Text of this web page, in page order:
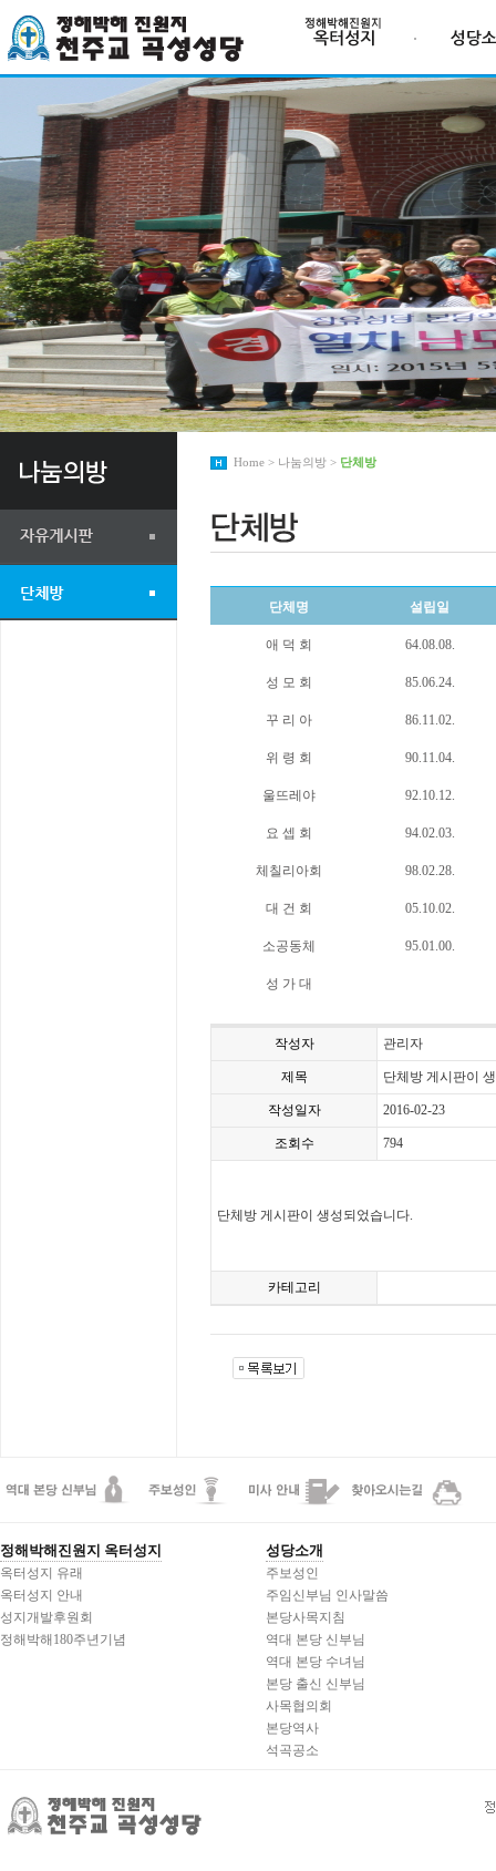
Home > 나눔의방 > 단체방
단체명 설립일
애 덕 회 64.08.08.
성 모 회 85.06.24.
꾸 리 아 86.11.02.
위 령 회 90.11.04.
울뜨레야 92.10.12.
요 셉 회 94.02.03.
체칠리아회 98.02.28.
대 건 회 05.10.02.
소공동체 95.01.00.
성 가 대
작성자 관리자
제목 단체방 게시판이
작성일자 2016-02-23
조회수 794
단체방 게시판이 생성되었습니다.
카테고리
정해박해진원지 옥터성지
옥터성지 유래
옥터성지 안내
성지개발후원회
정해박해180주년기념
성당소개
주보성인
주임신부님 인사말씀
본당사목지침
역대 본당 신부님
역대 본당 수녀님
본당 출신 신부님
사목협의회
본당역사
석곡공소